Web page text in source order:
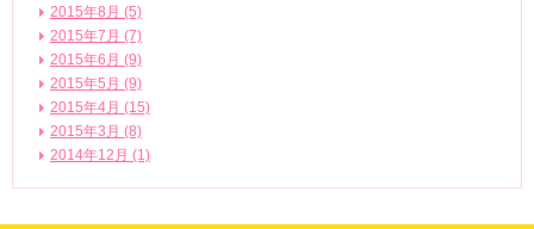
2015年8月 (5)
2015年7月 (7)
2015年6月 (9)
2015年5月 (9)
2015年4月 (15)
2015年3月 (8)
2014年12月 (1)